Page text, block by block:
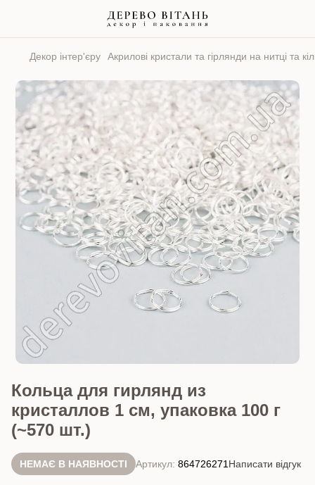
Декор інтер'єру Акрилові кристали та гірлянди на нитці та
Кольца для гирлянд из
кристаллов 1 см, упаковка 100 г
(~570 шт.)
НЕМАЄ В НАЯВНОСТІ Артикул: 864726271 Написати відгук